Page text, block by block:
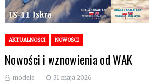
AKTUALNOŚCI NOWOŚCI
Nowości i wznowienia od WAK
modele 31 maja 2026